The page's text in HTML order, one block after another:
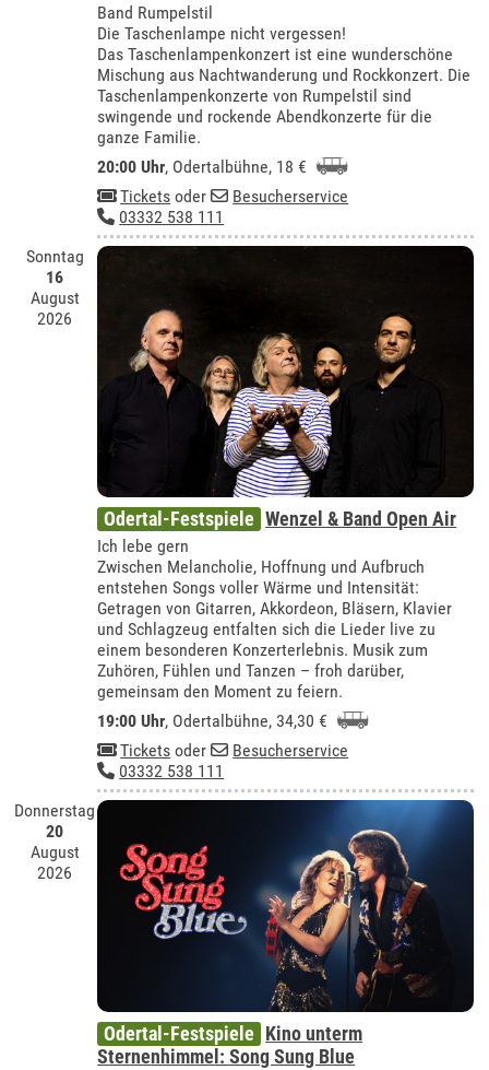
Band Rumpelstil
Die Taschenlampe nicht vergessen!
Das Taschenlampenkonzert ist eine wunderschöne
Mischung aus Nachtwanderung und Rockkonzert. Die
Taschenlampenkonzerte von Rumpelstil sind
swingende und rockende Abendkonzerte für die
ganze Familie.
20:00 Uhr, Odertalbühne, 18 €
Tickets oder
Besucherservice
03332 538 111
Sonntag
16
August
2026
Odertal-Festspiele Wenzel & Band Open Air
Ich lebe gern
Zwischen Melancholie, Hoffnung und Aufbruch
entstehen Songs voller Wärme und Intensität:
Getragen von Gitarren, Akkordeon, Bläsern, Klavier
und Schlagzeug entfalten sich die Lieder live zu
einem besonderen Konzerterlebnis. Musik zum
Zuhören, Fühlen und Tanzen – froh darüber,
gemeinsam den Moment zu feiern.
19:00 Uhr, Odertalbühne, 34,30 €
Tickets oder
Besucherservice
03332 538 111
Donnerstag
20
August
2026
Odertal-Festspiele Kino unterm
Sternenhimmel: Song Sung Blue